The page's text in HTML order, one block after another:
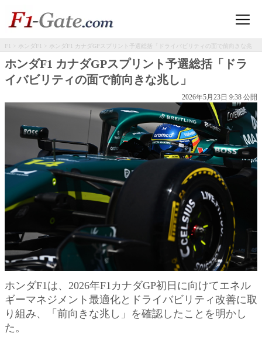
F1 > ホンダF1
> ホンダF1 カナダGPスプリント予選総括「ドライバビリティの面で前向きな兆
し」
ホンダF1 カナダGPスプリント予選総括「ドラ
イバビリティの面で前向きな兆し」
2026年5月23日 9:38 公開
ホンダF1は、2026年F1カナダGP初日に向けてエネル
ギーマネジメント最適化とドライバビリティ改善に取
り組み、「前向きな兆し」を確認したことを明かし
た。